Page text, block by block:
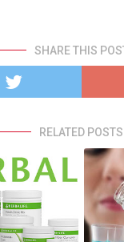
SHARE THIS
RELATED POSTS